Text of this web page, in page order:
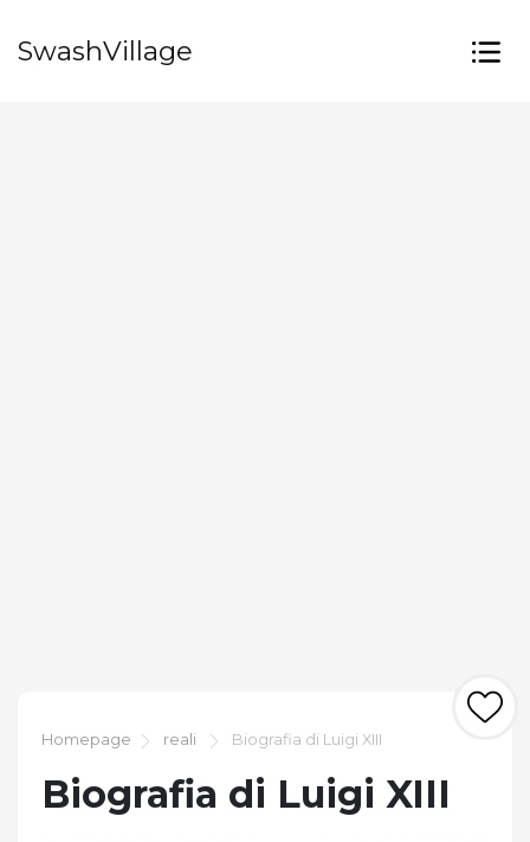
SwashVillage
Homepage reali Biografia di Luigi XIII
Biografia di Luigi XIII